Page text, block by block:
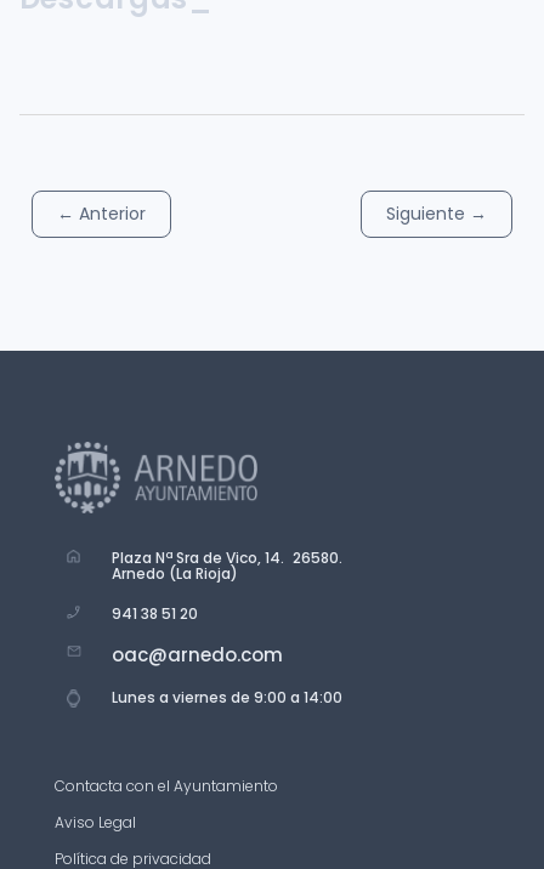
← Anterior Siguiente →
Plaza Nª Sra de Vico, 14. 26580.
Arnedo (La Rioja)
941 38 51 20
oac@arnedo.com
Lunes a viernes de 9:00 a 14:00
Contacta con el Ayuntamiento
Aviso Legal
Política de privacidad